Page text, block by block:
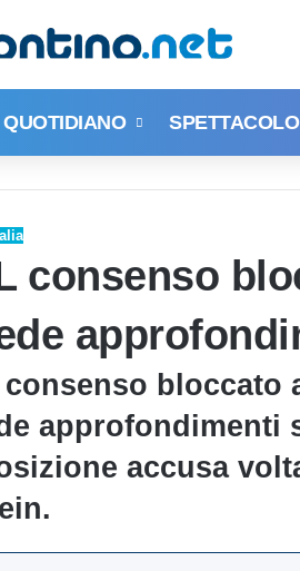
QUOTIDIANO
consenso
consenso bloccato
approfondimenti
accusa